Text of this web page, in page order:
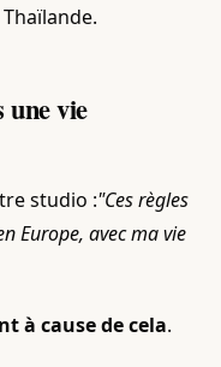
une vie
studio :"Ces règles
Europe, avec ma vie
à cause de cela.